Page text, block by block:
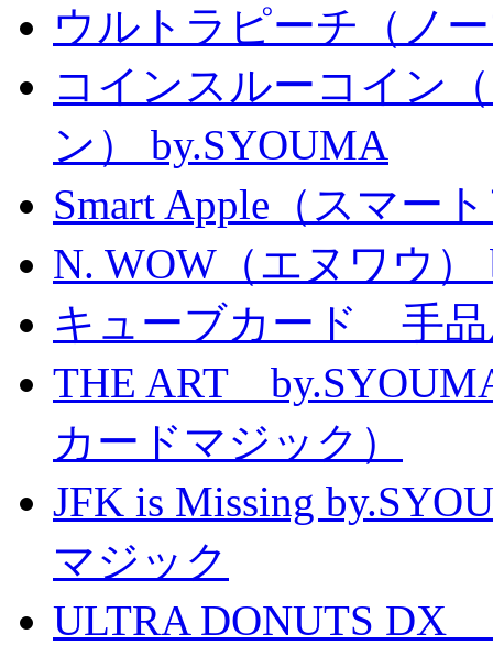
ウルトラピーチ（ノ
コインスルーコイン
ン） by.SYOUMA
Smart Apple（スマー
N. WOW（エヌワウ）
キューブカード 手
THE ART
カードマジック）
JFK is Missing
マジック
ULTRA DONUTS DX